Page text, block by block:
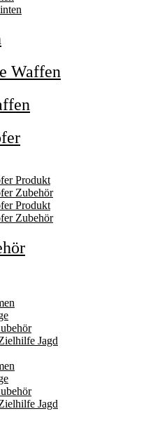
Waffen
Produkt
Zubehör
Produkt
Zubehör
Jagd
Jagd